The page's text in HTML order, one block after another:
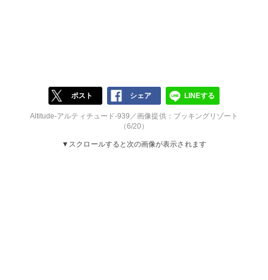
ポスト シェア LINEする
Altitude-アルティチュード-939／画像提供：ブッキングリゾート
（6/20）
▼スクロールすると次の画像が表示されます